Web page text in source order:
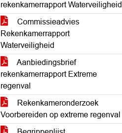
rekenkamerrapport Waterveiligheid
Commissieadvies
Rekenkamerrapport
Waterveiligheid
Aanbiedingsbrief
rekenkamerrapport Extreme
regenval
Rekenkameronderzoek
Voorbereiden op extreme regenval